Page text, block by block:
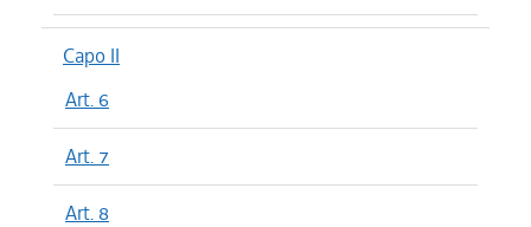
Capo II
Art. 6
Art. 7
Art. 8